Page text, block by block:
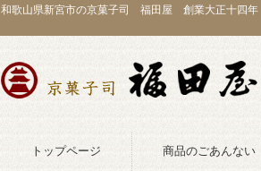
和歌山県新宮市の京菓子司 福田屋 創業大正十四年
トップページ 商品のごあんない